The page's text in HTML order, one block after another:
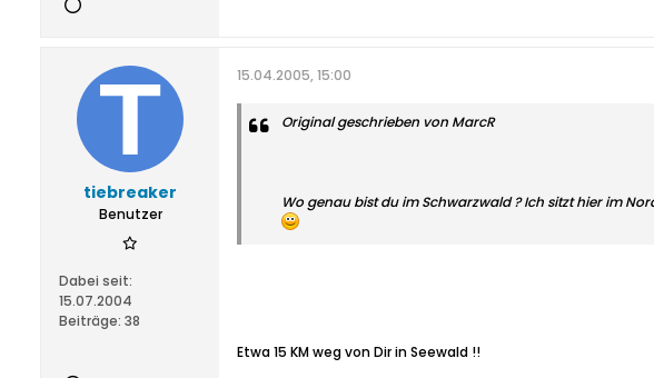
tiebreaker
Benutzer
Dabei seit:
15.07.2004
Beiträge: 38
15.04.2005, 15:00
Original geschrieben von MarcR
Wo genau bist du im Schwarzwald ? Ich sitzt hier im
Etwa 15 KM weg von Dir in Seewald !!